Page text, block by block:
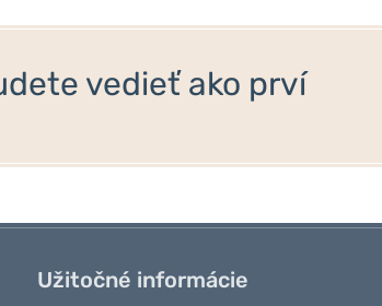
vedieť ako prví
Užitočné informácie